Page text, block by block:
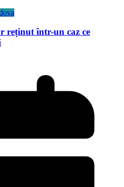
reținut într-un caz ce